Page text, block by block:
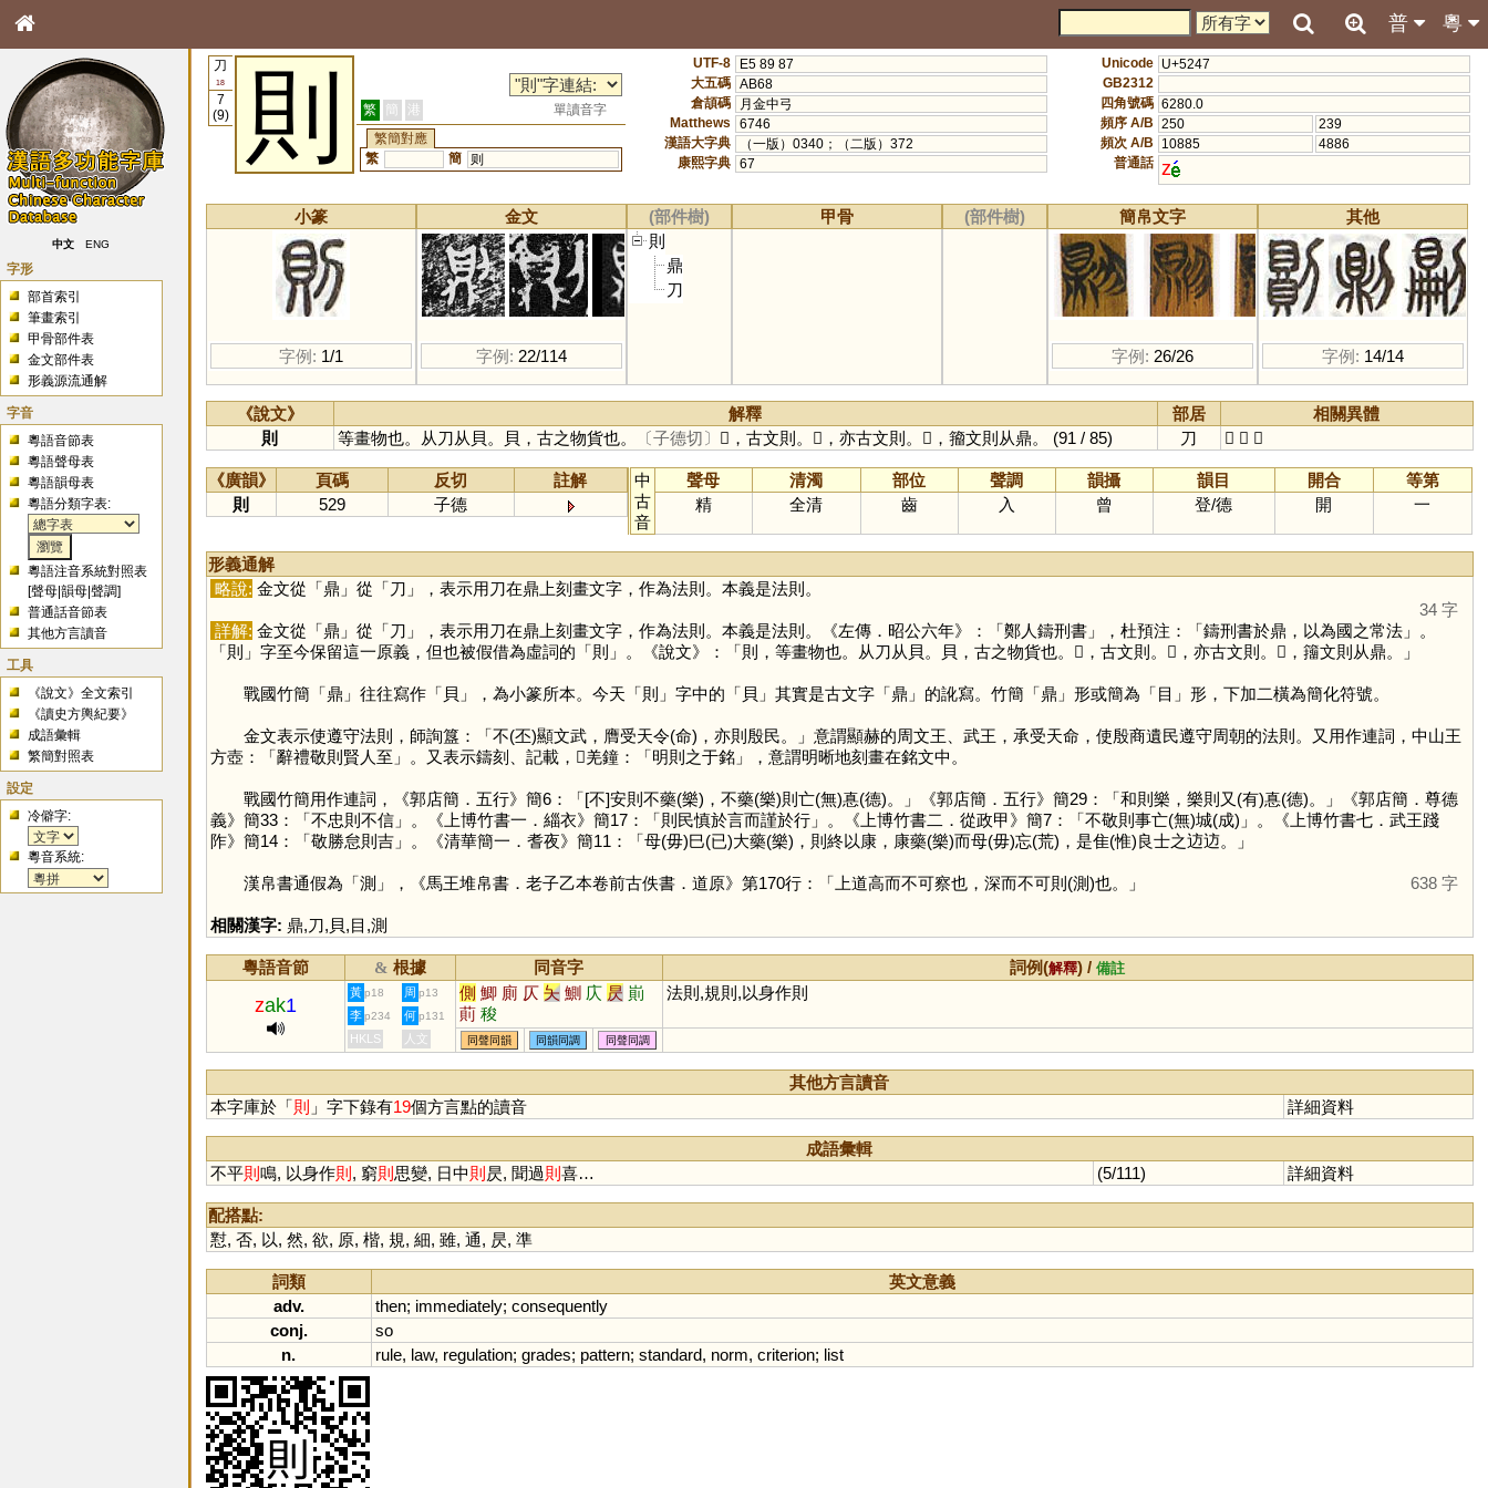
粵
普
中文 ENG
字形
部首索引
筆畫索引
甲骨部件表
金文部件表
形義源流通解
字音
粵語音節表
粵語聲母表
粵語韻母表
粵語分類字表:
粵語注音系統對照表
[聲母 |韻母 |聲調]
普通話音節表
其他方言讀音
工具
《說文》全文索引
《讀史方輿紀要》
成語彙輯
繁簡對照表
設定
冷僻字:
粵音系統:
刀
18
7
(9)
則 繁 簡 港
單讀音字
繁簡對應
繁
簡 则
UTF-8
E5 89 87
大五碼 AB68
倉頡碼
月金中弓
Matthews
6746
漢語大字典
（一版）0340；（二版）372
康熙字典 67
Unicode U+5247
GB2312
四角號碼 6280.0
頻序 A/B 250
239
頻次 A/B
10885
4886
普通話 z
小篆
字例: 1/1
金文
字例: 22/114
(部件樹)
則
鼎
刀
甲骨 (部件樹) 簡帛文字
字例: 26/26
其他
字例: 14/14
《說文》 解釋 部居
相關異體
則
等畫物也。从刀从貝。貝，古之物貨也。 〔子德切〕 𠟻，古文則。𠞋，亦古文則。𠟭，籀文則从鼎。 (91 / 85) 刀 𠟻 𠞋 𠟭
《廣韻》 頁碼 反切
註解
則
529 子德
中
古
音
聲母 清濁 部位 聲調 韻攝 韻目 開合
等第
精
全清 齒 入 曾 登/德 開 一
形義通解
略說: 金文從「鼎 」從「刀 」，表示用刀在鼎上刻畫文字，作為法則。本義是法則。
34 字
詳解: 金文從「鼎 」從「刀 」，表示用刀在鼎上刻畫文字，作為法則。本義是法則。《左傳．昭公六年》：「鄭人鑄刑書」，杜預注：「鑄刑書於鼎，以為國之常法」。
「則 」字至今保留這一原義，但也被假借為虛詞的「則 」。《說文》：「則，等畫物也。从刀从貝。貝，古之物貨也。𠟻，古文則。𠞋，亦古文則。𠟭，籒文則从鼎。」
戰國竹簡「鼎 」往往寫作「 貝 」，為小篆所本。今天「則 」字中的「 貝 」其實是古文字「鼎 」的訛寫。竹簡「鼎 」形或簡為「目 」形，下加二橫為簡化符號。
金文表示使遵守法則，師詢簋：「不(丕)顯文武，膺受天令(命)，亦則殷民。」意謂顯赫的周文王、武王，承受天命，使殷商遺民遵守周朝的法則。又用作連詞，中山王
方壺：「辭禮敬則賢人至」。又表示鑄刻、記載，𠫑羌鐘：「明則之于銘」，意謂明晰地刻畫在銘文中。
戰國竹簡用作連詞，《郭店簡．五行》簡6：「[不]安則不藥(樂)，不藥(樂)則亡(無)惪(德)。」《郭店簡．五行》簡29：「和則樂，樂則又(有)惪(德)。」《郭店簡．尊德
義》簡33：「不忠則不信」。《上博竹書一．緇衣》簡17：「則民慎於言而謹於行」。《上博竹書二．從政甲》簡7：「不敬則事亡(無)城(成)」。《上博竹書七．武王踐
阼》簡14：「敬勝怠則吉」。《清華簡一．耆夜》簡11：「母(毋)巳(已)大藥(樂)，則終以康，康藥(樂)而母(毋)忘(荒)，是隹(惟)良士之䢍䢍。」
漢帛書通假為「測 」，《馬王堆帛書．老子乙本卷前古佚書．道原》第170行：「上道高而不可察也，深而不可則(測)也。」 638 字
相關漢字: 鼎,刀, 貝,目 ,測
粵語音節 & 根據 同音字 詞例(解釋) /備註
zak1
黃 p18 周 p13 側 鯽 廁 仄 夨 鰂 庂 昃 崱
萴 稄
法則,規則,以身作則
李 p234 何 p131
HKLS 人文 同聲同韻 同韻同調 同聲同調
其他方言讀音
本字庫於「則 」字下錄有19個方言點的讀音 詳細資料
成語彙輯
不平則 鳴, 以身作則 , 窮則 思變, 日中則 昃, 聞過則 喜… (5/111) 詳細資料
配搭點:
懟, 否, 以, 然, 欲, 原, 楷, 規, 細, 雖, 通, 昃, 準
詞類
英文意義
adv.
then; immediately; consequently
conj.
so
n.
rule, law, regulation; grades; pattern; standard, norm, criterion; list